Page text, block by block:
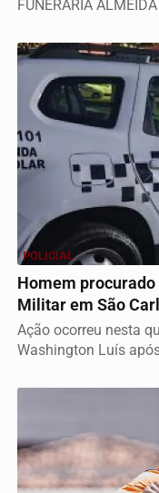
FUNERARIA ALMEIDA
POLICIAL
Homem
Militar em São
Ação ocorreu nesta
Washington Luís